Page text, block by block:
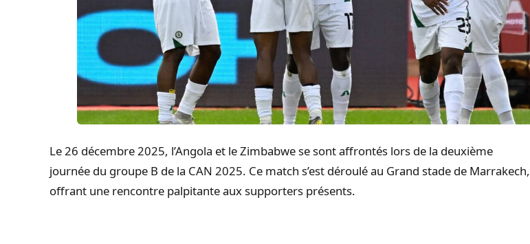
Le 26 décembre 2025, l’Angola et le Zimbabwe se sont affrontés lors de la deuxième
journée du groupe B de la CAN 2025. Ce match s’est déroulé au Grand stade de Marrakech,
offrant une rencontre palpitante aux supporters présents.